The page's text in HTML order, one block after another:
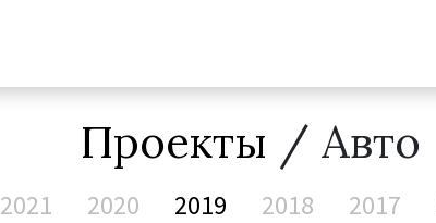
Проекты / Авто
2021 2020 2019 2018 2017